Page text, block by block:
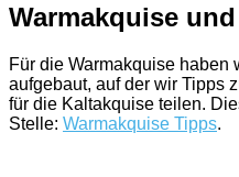
Warmakquise
Für die Warmakquise haben
aufgebaut, auf der wir Tipps
für die Kaltakquise teilen.
Stelle: Warmakquise Tipps.